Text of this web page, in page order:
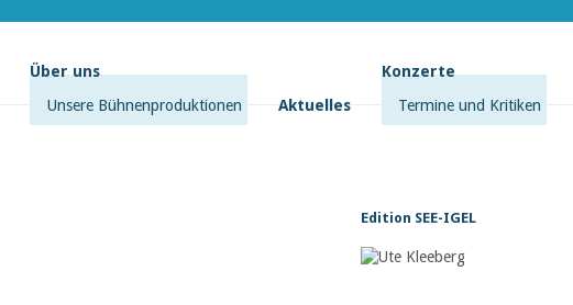
Über uns
Unsere Bühnenproduktionen
Aktuelles
Konzerte
Termine und Kritiken
Edition SEE-IGEL